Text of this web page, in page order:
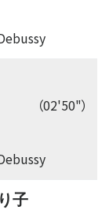
（02'50"）
子